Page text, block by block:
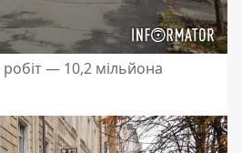
робіт — 10,2 мільйона